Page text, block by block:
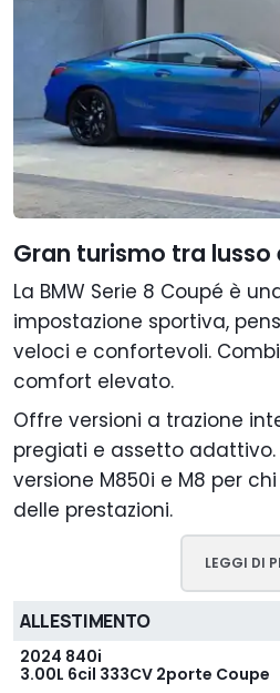
Gran turismo tra lusso
La BMW Serie 8 Coupé è
impostazione sportiva,
veloci e confortevoli.
comfort elevato.
Offre versioni a trazione
pregiati e assetto adattivo.
versione M850i e M8 per
delle prestazioni.
LEGGI DI
ALLESTIMENTO
2024 840i
3.00L 6cil 333CV 2porte Coupe